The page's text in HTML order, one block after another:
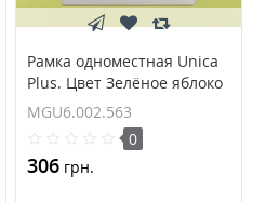
Рамка одноместная Unica
Plus. Цвет Зелёное яблоко
MGU6.002.563
MGU6.002.563
0
306 грн.